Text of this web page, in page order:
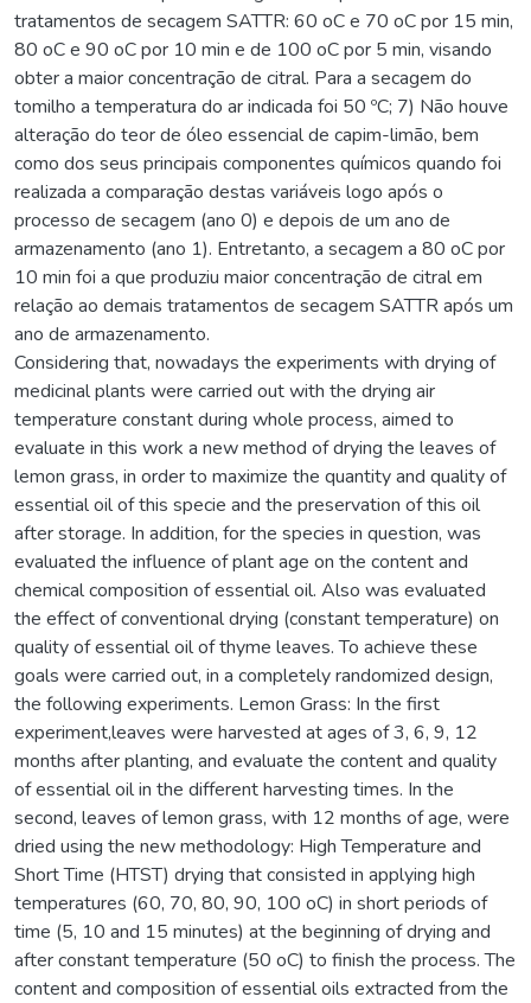
tratamentos de secagem SATTR: 60 oC e 70 oC por 15 min,
80 oC e 90 oC por 10 min e de 100 oC por 5 min, visando
obter a maior concentração de citral. Para a secagem do
tomilho a temperatura do ar indicada foi 50 ºC; 7) Não houve
alteração do teor de óleo essencial de capim-limão, bem
como dos seus principais componentes químicos quando foi
realizada a comparação destas variáveis logo após o
processo de secagem (ano 0) e depois de um ano de
armazenamento (ano 1). Entretanto, a secagem a 80 oC por
10 min foi a que produziu maior concentração de citral em
relação ao demais tratamentos de secagem SATTR após um
ano de armazenamento.
Considering that, nowadays the experiments with drying of
medicinal plants were carried out with the drying air
temperature constant during whole process, aimed to
evaluate in this work a new method of drying the leaves of
lemon grass, in order to maximize the quantity and quality of
essential oil of this specie and the preservation of this oil
after storage. In addition, for the species in question, was
evaluated the influence of plant age on the content and
chemical composition of essential oil. Also was evaluated
the effect of conventional drying (constant temperature) on
quality of essential oil of thyme leaves. To achieve these
goals were carried out, in a completely randomized design,
the following experiments. Lemon Grass: In the first
experiment,leaves were harvested at ages of 3, 6, 9, 12
months after planting, and evaluate the content and quality
of essential oil in the different harvesting times. In the
second, leaves of lemon grass, with 12 months of age, were
dried using the new methodology: High Temperature and
Short Time (HTST) drying that consisted in applying high
temperatures (60, 70, 80, 90, 100 oC) in short periods of
time (5, 10 and 15 minutes) at the beginning of drying and
after constant temperature (50 oC) to finish the process. The
content and composition of essential oils extracted from the